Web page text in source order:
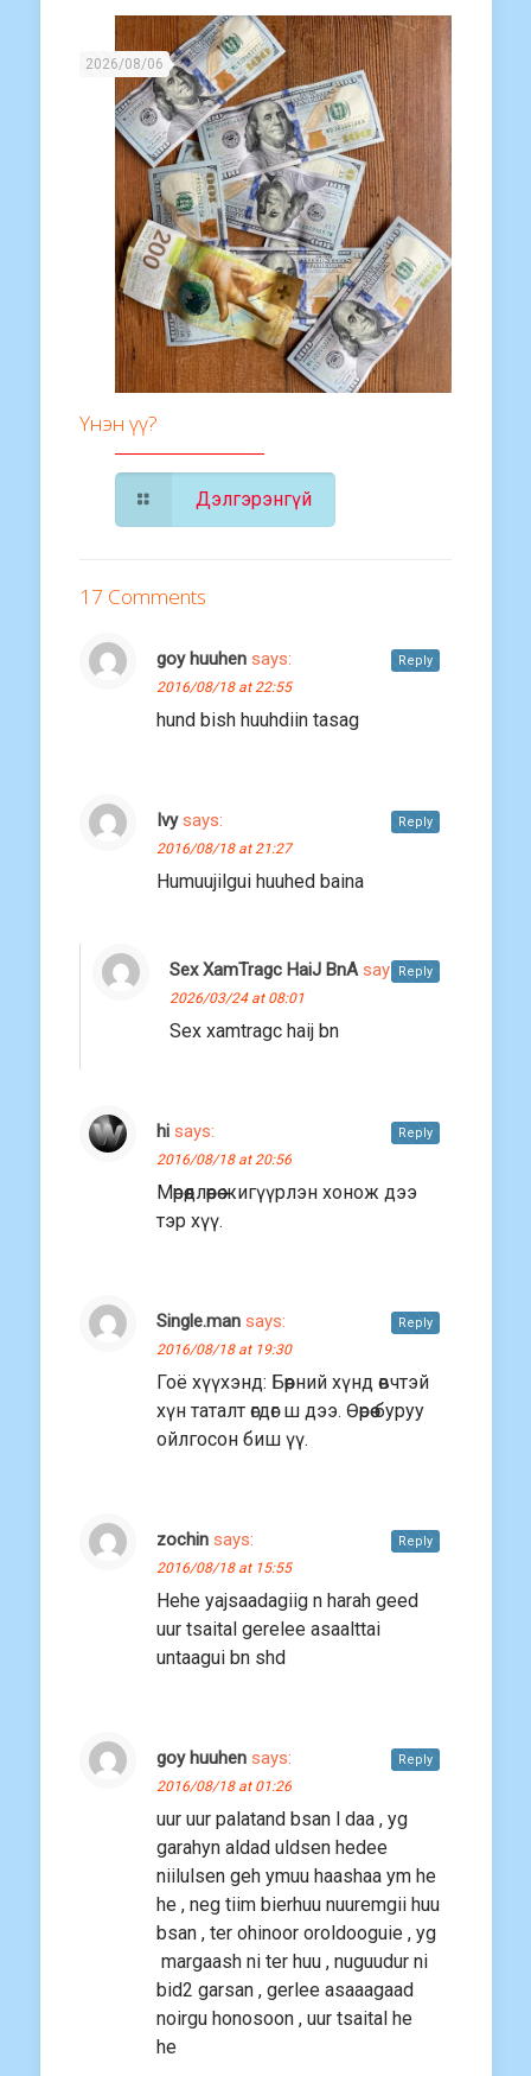
2026/08/06
Үнэн үү?
Дэлгэрэнгүй
17 Comments
goy huuhen says:
2016/08/18 at 22:55
hund bish huuhdiin tasag
Reply
Ivy says:
2016/08/18 at 21:27
Humuujilgui huuhed baina
Reply
Sex XamTragc HaiJ BnA says:
2026/03/24 at 08:01
Sex xamtragc haij bn
Reply
hi says:
2016/08/18 at 20:56
Мөрөөдлөөрөө жигүүрлэн хонож дээ
тэр хүү.
Reply
Single.man says:
2016/08/18 at 19:30
Гоё хүүхэнд: Бөөрний хүнд өвчтэй
хүн таталт өгдөг ш дээ. Өөрөө буруу
ойлгосон биш үү.
Reply
zochin says:
2016/08/18 at 15:55
Hehe yajsaadagiig n harah geed
uur tsaital gerelee asaalttai
untaagui bn shd
Reply
goy huuhen says:
2016/08/18 at 01:26
uur uur palatand bsan l daa , yg
garahyn aldad uldsen hedee
niilulsen geh ymuu haashaa ym he
he , neg tiim bierhuu nuuremgii huu
bsan , ter ohinoor oroldooguie , yg
margaash ni ter huu , nuguudur ni
bid2 garsan , gerlee asaaagaad
noirgu honosoon , uur tsaital he
he
Reply